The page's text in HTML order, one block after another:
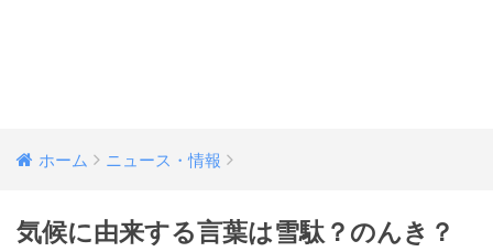
ホーム ニュース・情報
気候に由来する言葉は雪駄？のんき？